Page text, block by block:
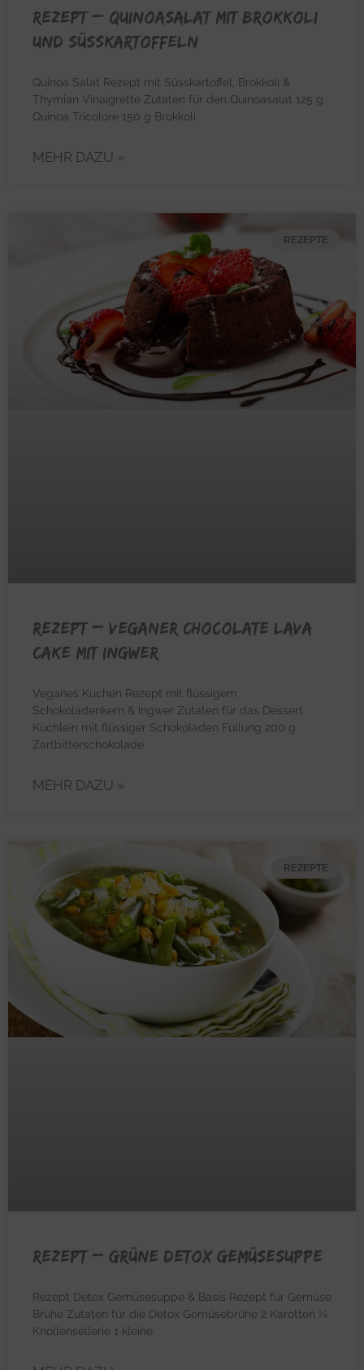
REZEPT – Quinoasalat mit Brokkoli
und Süsskartoffeln
Quinoa Salat Rezept mit Süsskartoffel, Brokkoli &
Thymian Vinaigrette Zutaten für den Quinoasalat 125 g
Quinoa Tricolore 150 g Brokkoli
MEHR DAZU »
REZEPTE
REZEPT – Veganer Chocolate Lava
Cake mit Ingwer
Veganes Kuchen Rezept mit flüssigem
Schokoladenkern & Ingwer Zutaten für das Dessert
Küchlein mit flüssiger Schokoladen Füllung 200 g
Zartbitterschokolade
MEHR DAZU »
REZEPTE
REZEPT – Grüne Detox Gemüsesuppe
Rezept Detox Gemüsesuppe & Basis Rezept für Gemüse
Brühe Zutaten für die Detox Gemüsebrühe 2 Karotten ¼
Knollensellerie 1 kleine